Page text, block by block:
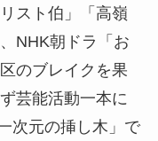
スト伯」「高嶺
NHK朝ドラ「お
のブレイクを果
芸能活動一本に
次元の挿し木」で